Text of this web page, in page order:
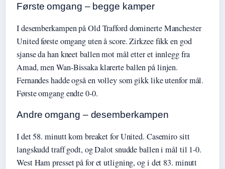
Første omgang – begge kamper
I desemberkampen på Old Trafford dominerte Manchester
United første omgang uten å score. Zirkzee fikk en god
sjanse da han kneet ballen mot mål etter et innlegg fra
Amad, men Wan-Bissaka klarerte ballen på linjen.
Fernandes hadde også en volley som gikk like utenfor mål.
Første omgang endte 0-0.
Andre omgang – desemberkampen
I det 58. minutt kom breaket for United. Casemiro sitt
langskudd traff godt, og Dalot snudde ballen i mål til 1-0.
West Ham presset på for et utligning, og i det 83. minutt